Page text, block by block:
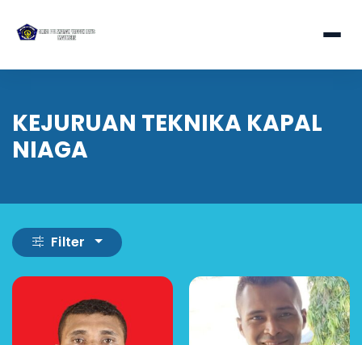
KEJURUAN TEKNIKA KAPAL
NIAGA
Filter